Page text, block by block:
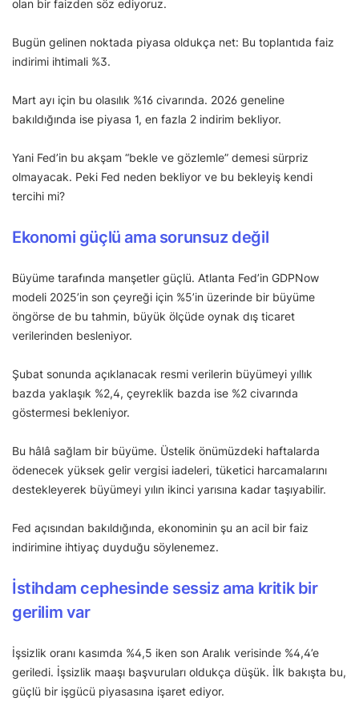
olan bir faizden söz ediyoruz.
Bugün gelinen noktada piyasa oldukça net: Bu toplantıda faiz
indirimi ihtimali %3.
Mart ayı için bu olasılık %16 civarında. 2026 geneline
bakıldığında ise piyasa 1, en fazla 2 indirim bekliyor.
Yani Fed’in bu akşam “bekle ve gözlemle” demesi sürpriz
olmayacak. Peki Fed neden bekliyor ve bu bekleyiş kendi
tercihi mi?
Ekonomi güçlü ama sorunsuz değil
Büyüme tarafında manşetler güçlü. Atlanta Fed’in GDPNow
modeli 2025’in son çeyreği için %5’in üzerinde bir büyüme
öngörse de bu tahmin, büyük ölçüde oynak dış ticaret
verilerinden besleniyor.
Şubat sonunda açıklanacak resmi verilerin büyümeyi yıllık
bazda yaklaşık %2,4, çeyreklik bazda ise %2 civarında
göstermesi bekleniyor.
Bu hâlâ sağlam bir büyüme. Üstelik önümüzdeki haftalarda
ödenecek yüksek gelir vergisi iadeleri, tüketici harcamalarını
destekleyerek büyümeyi yılın ikinci yarısına kadar taşıyabilir.
Fed açısından bakıldığında, ekonominin şu an acil bir faiz
indirimine ihtiyaç duyduğu söylenemez.
İstihdam cephesinde sessiz ama kritik bir
gerilim var
İşsizlik oranı kasımda %4,5 iken son Aralık verisinde %4,4’e
geriledi. İşsizlik maaşı başvuruları oldukça düşük. İlk bakışta bu,
güçlü bir işgücü piyasasına işaret ediyor.